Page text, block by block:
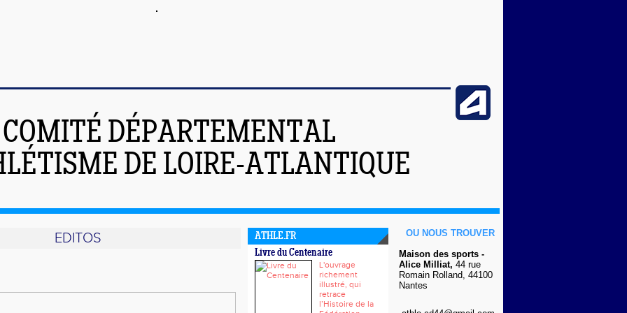
COMITÉ DÉPARTEMENTAL
DE LOIRE-ATLANTIQUE
EDITOS
ATHLE.FR
Livre du Centenaire
L'ouvrage
richement
illustré, qui
retrace
l’Histoire de la
OU NOUS TROUVER
Maison des sports -
Alice Milliat, 44 rue
Romain Rolland, 44100
Nantes